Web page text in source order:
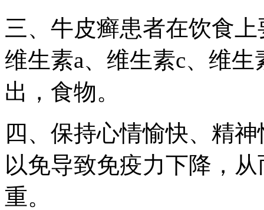
三、牛皮癣患者在饮食
维生素a、维生素c、维生
出，食物。
四、保持心情愉快、精
以免导致免疫力下降，
重。